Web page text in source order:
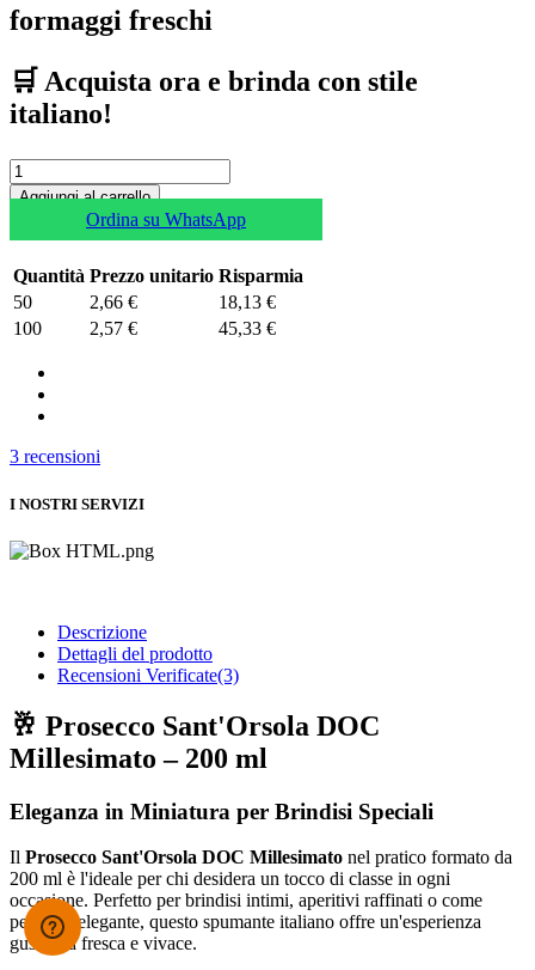
formaggi freschi
🛒 Acquista ora e brinda con stile
italiano!
Aggiungi al carrello
Ordina su WhatsApp
Quantità Prezzo unitario Risparmia
50
2,66 €
18,13 €
100
2,57 € 45,33 €
3 recensioni
I NOSTRI SERVIZI
Descrizione
Dettagli del prodotto
Recensioni Verificate(3)
🥂 Prosecco Sant'Orsola DOC
Millesimato – 200 ml
Eleganza in Miniatura per Brindisi Speciali
Il Prosecco Sant'Orsola DOC Millesimato nel pratico formato da
200 ml è l'ideale per chi desidera un tocco di classe in ogni
occasione. Perfetto per brindisi intimi, aperitivi raffinati o come
pensiero elegante, questo spumante italiano offre un'esperienza
gustativa fresca e vivace.